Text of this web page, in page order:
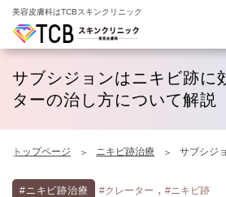
美容皮膚科はTCBスキンクリニック
サブシジョンはニキビ跡に
ターの治し方について解説
トップページ ニキビ跡治療 サブシジ
#ニキビ跡治療 #クレーター , #ニキビ跡